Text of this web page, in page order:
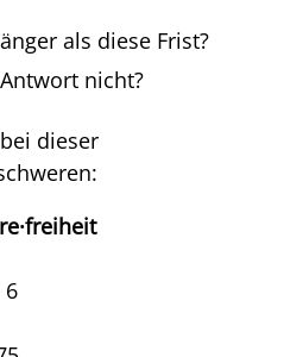
als diese Frist?
nicht?
dieser
6